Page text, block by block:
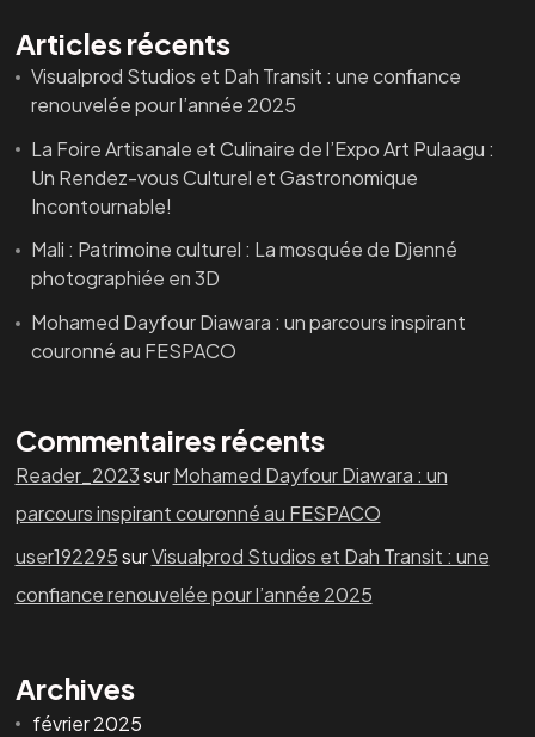
Articles récents
Visualprod Studios et Dah Transit : une confiance
renouvelée pour l’année 2025
La Foire Artisanale et Culinaire de l’Expo Art Pulaagu :
Un Rendez-vous Culturel et Gastronomique
Incontournable!
Mali : Patrimoine culturel : La mosquée de Djenné
photographiée en 3D
Mohamed Dayfour Diawara : un parcours inspirant
couronné au FESPACO
Commentaires récents
Reader_2023surMohamed Dayfour Diawara : un
parcours inspirant couronné au FESPACO
user192295surVisualprod Studios et Dah Transit : une
confiance renouvelée pour l’année 2025
Archives
février 2025